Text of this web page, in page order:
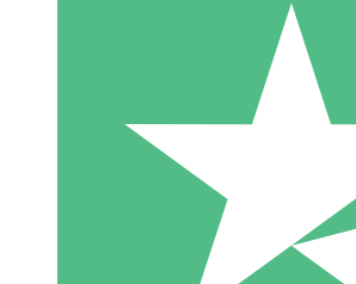
10 Download
20